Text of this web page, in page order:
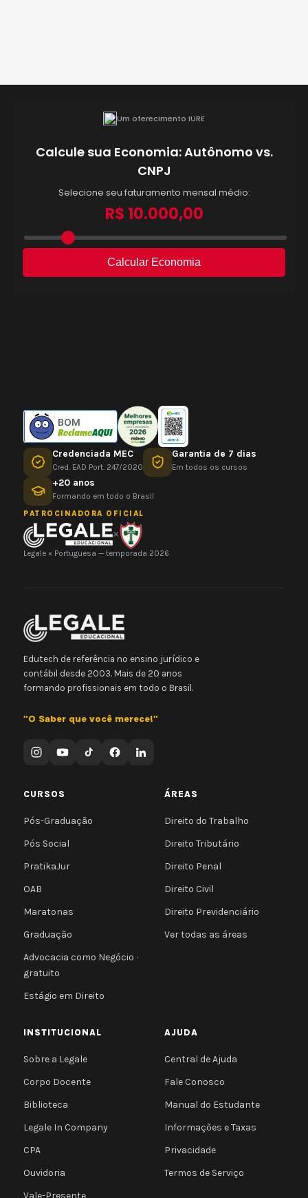
BOM
Credenciada MEC
Cred. EAD Port. 247/2020
Garantia de 7 dias
Em todos os cursos
+20 anos
Formando em todo o Brasil
PATROCINADORA OFICIAL
×
Legale × Portuguesa — temporada 2026
Edutech de referência no ensino jurídico e
contábil desde 2003. Mais de 20 anos
formando profissionais em todo o Brasil.
"O Saber que você merece!"
CURSOS
Pós-Graduação
Pós Social
PratikaJur
OAB
Maratonas
Graduação
Advocacia como Negócio ·
gratuito
Estágio em Direito
ÁREAS
Direito do Trabalho
Direito Tributário
Direito Penal
Direito Civil
Direito Previdenciário
Ver todas as áreas
INSTITUCIONAL
Sobre a Legale
Corpo Docente
Biblioteca
Legale In Company
CPA
Ouvidoria
AJUDA
Central de Ajuda
Fale Conosco
Manual do Estudante
Informações e Taxas
Privacidade
Termos de Serviço